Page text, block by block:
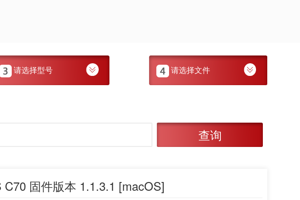
请选择型号 请选择文件
查询
固件版本 1.1.3.1 [macOS]